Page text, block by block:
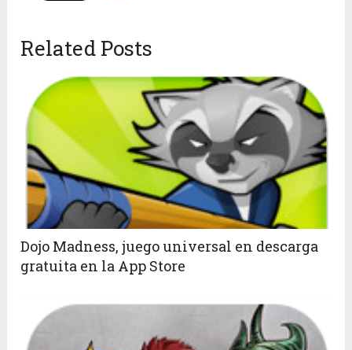
Related Posts
Dojo Madness, juego universal en descarga
gratuita en la App Store